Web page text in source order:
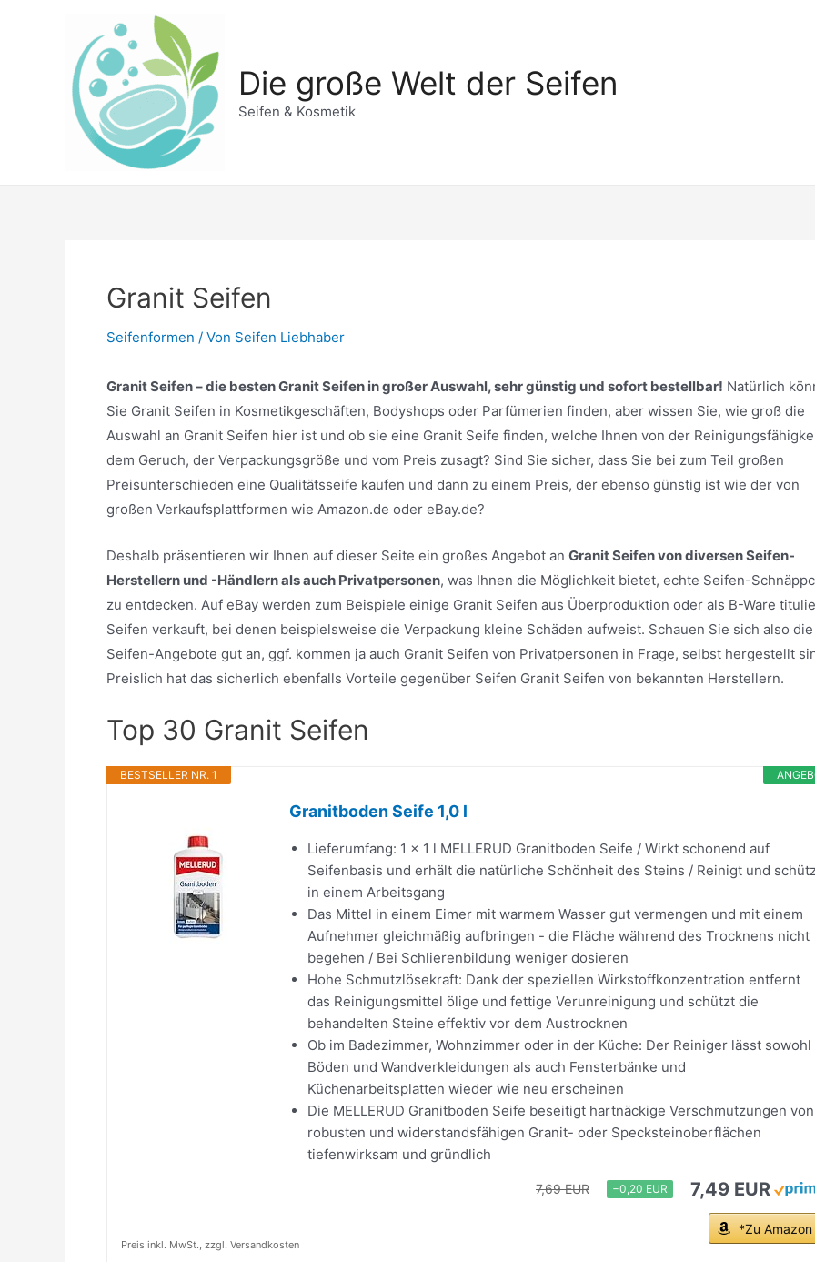
Die große Welt der Seifen
Seifen & Kosmetik
Granit Seifen
Seifenformen / Von Seifen Liebhaber
Granit Seifen – die besten Granit Seifen in großer Auswahl, sehr günstig und sofort bestellbar! Natürlich
Sie Granit Seifen in Kosmetikgeschäften, Bodyshops oder Parfümerien finden, aber wissen Sie, wie groß die
Auswahl an Granit Seifen hier ist und ob sie eine Granit Seife finden, welche Ihnen von der
dem Geruch, der Verpackungsgröße und vom Preis zusagt? Sind Sie sicher, dass Sie bei zum Teil großen
Preisunterschieden eine Qualitätsseife kaufen und dann zu einem Preis, der ebenso günstig ist wie der von
großen Verkaufsplattformen wie Amazon.de oder eBay.de?
Deshalb präsentieren wir Ihnen auf dieser Seite ein großes Angebot an Granit Seifen von diversen Seifen-
Herstellern und -Händlern als auch Privatpersonen, was Ihnen die Möglichkeit bietet, echte Seifen-
zu entdecken. Auf eBay werden zum Beispiele einige Granit Seifen aus Überproduktion oder als B-Ware
Seifen verkauft, bei denen beispielsweise die Verpackung kleine Schäden aufweist. Schauen Sie sich also die
Seifen-Angebote gut an, ggf. kommen ja auch Granit Seifen von Privatpersonen in Frage, selbst hergestellt
Preislich hat das sicherlich ebenfalls Vorteile gegenüber Seifen Granit Seifen von bekannten Herstellern.
Top 30 Granit Seifen
BESTSELLER NR. 1
Granitboden Seife 1,0 l
Lieferumfang: 1 x 1 l MELLERUD Granitboden Seife / Wirkt schonend auf
Seifenbasis und erhält die natürliche Schönheit des Steins / Reinigt und
in einem Arbeitsgang
Das Mittel in einem Eimer mit warmem Wasser gut vermengen und mit einem
Aufnehmer gleichmäßig aufbringen - die Fläche während des Trocknens nicht
begehen / Bei Schlierenbildung weniger dosieren
Hohe Schmutzlösekraft: Dank der speziellen Wirkstoffkonzentration entfernt
das Reinigungsmittel ölige und fettige Verunreinigung und schützt die
behandelten Steine effektiv vor dem Austrocknen
Ob im Badezimmer, Wohnzimmer oder in der Küche: Der Reiniger lässt sowohl
Böden und Wandverkleidungen als auch Fensterbänke und
Küchenarbeitsplatten wieder wie neu erscheinen
Die MELLERUD Granitboden Seife beseitigt hartnäckige Verschmutzungen von
robusten und widerstandsfähigen Granit- oder Specksteinoberflächen
tiefenwirksam und gründlich
7,69 EUR −0,20 EUR 7,49 EUR
*Zu Amazon
Preis inkl. MwSt., zzgl. Versandkosten